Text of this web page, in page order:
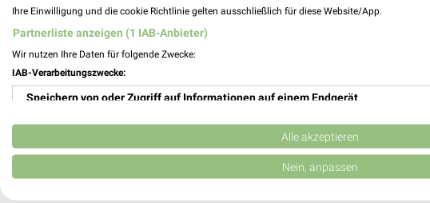
HolzLand Prospekte & Angebote für Neumünster
HORNBACH Prospekte & Angebote für Lübeck
Hugo Pfohe Filialen & Öffnungszeiten für Bad Segeberg
Ihre Einwilligung und die cookie Richtlinie gelten ausschließlich für diese Website/App.
Partnerliste anzeigen (1 IAB-Anbieter)
Wir nutzen Ihre Daten für folgende Zwecke:
IAB-Verarbeitungszwecke:
Speichern von oder Zugriff auf Informationen auf einem Endgerät
Verwendung reduzierter Daten zur Auswahl von Werbeanzeigen
Erstellung von Profilen für personalisierte Werbung
Alle akzeptieren
Nein, anpassen